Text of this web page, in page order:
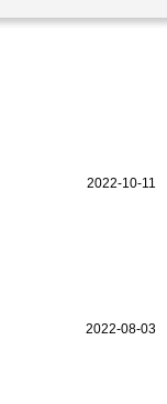
2022-10-11
2022-08-03